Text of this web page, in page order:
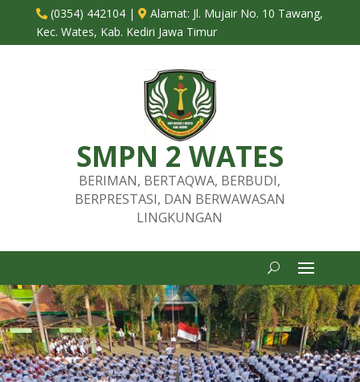
 (0354) 442104|  Alamat: Jl. Mujair No. 10 Tawang,
Kec. Wates, Kab. Kediri Jawa Timur
SMPN 2 WATES
BERIMAN, BERTAQWA, BERBUDI,
BERPRESTASI, DAN BERWAWASAN
LINGKUNGAN